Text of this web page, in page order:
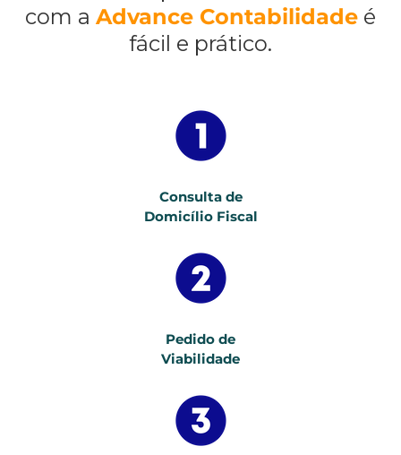
com a Advance Contabilidade é
fácil e prático.
Consulta de
Domicílio Fiscal
Pedido de
Viabilidade